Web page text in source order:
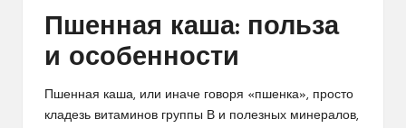
Пшенная каша: польза
и особенности
Пшенная каша, или иначе говоря «пшенка», просто
кладезь витаминов группы В и полезных минералов,